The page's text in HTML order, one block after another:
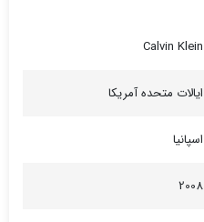
Calvin Klein
ایالات متحده آمریکا
اسپانیا
2008